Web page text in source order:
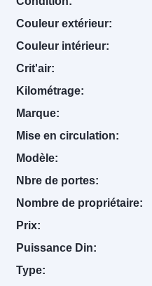
Couleur extérieur:
Couleur intérieur:
Crit'air:
Kilométrage:
Marque:
Mise en circulation:
Modèle:
Nbre de portes:
Nombre de propriétaire:
Prix:
Puissance Din:
Type: